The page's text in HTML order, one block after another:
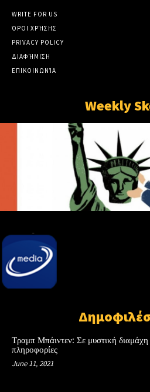
WRITE FOR US
ΌΡΟΙ ΧΡΉΣΗΣ
PRIVACY POLICY
ΔΙΑΦΉΜΙΣΗ
ΕΠΙΚΟΙΝΩΝΊΑ
Weekly
Τραμπ Μπάιντεν: Σε μυστική διαμάχη
πληροφορίες
June 11, 2021